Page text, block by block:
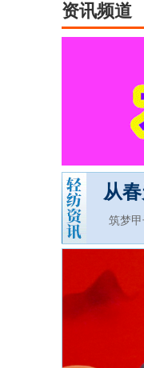
资讯频道
从
筑梦